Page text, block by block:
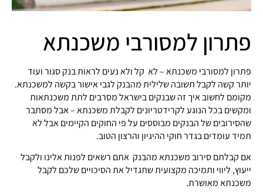
פתרון למסורבי משכנתא
פתרון למסורבי משכנתא – לא קל ולא נעים לראות בנק סגור ועוד
יותר קשה לקבל תשובה שלילית מהבנק לגבי אישור בקשה למשכנתא.
מקומם לחשוב איך זה שבנקים בישראל מסרבים לתת משכנתאות
ומקשים בכל הנוגע לקרידטריונים לקבלת משכנתא – אבל מסתבר
שהסירובים של הבנקים מבוססים על פי החוקים הקיימים אבל לא
תמיד עומדים בגדר חוקי ההיגיון והרצון הטוב.
אם קבלתם סירוב משכנתא מהבנק אתם רשאים לפנות אלינו ולקבל
ייעוץ, ליווי ותמיכה מקצועית שתגדיל את הסיכויים שלכם לקבל
משכנתא מאושרת.